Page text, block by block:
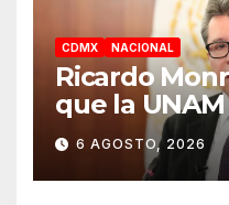
CDMX NACIONAL
Ricardo
que la
normalidad e
semestre
diálogo
6 AGOSTO, 2026